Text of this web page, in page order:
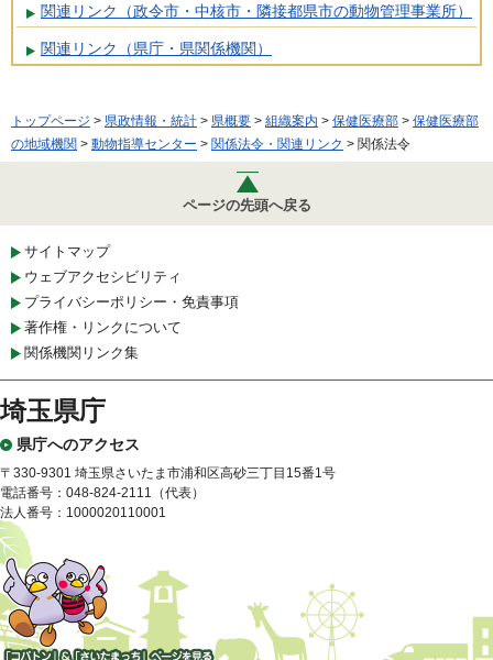
関連リンク（政令市・中核市・隣接都県市の動物管理事業所）
関連リンク（県庁・県関係機関）
トップページ > 県政情報・統計 > 県概要 > 組織案内 > 保健医療部 > 保健医療部
の地域機関 > 動物指導センター > 関係法令・関連リンク > 関係法令
ページの先頭へ戻る
サイトマップ
ウェブアクセシビリティ
プライバシーポリシー・免責事項
著作権・リンクについて
関係機関リンク集
埼玉県庁
県庁へのアクセス
〒330-9301 埼玉県さいたま市浦和区高砂三丁目15番1号
電話番号：048-824-2111（代表）
法人番号：1000020110001